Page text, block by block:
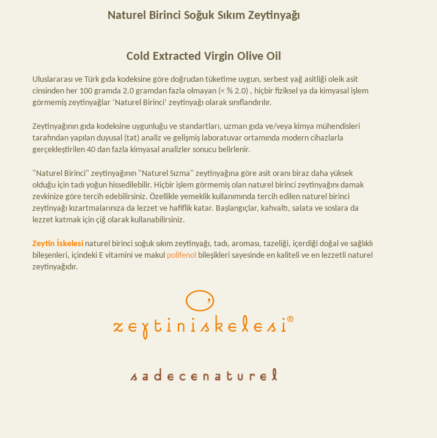
Naturel Birinci Soğuk Sıkım Zeytinyağı
Cold Extracted Virgin Olive Oil
Uluslararası ve Türk gıda kodeksine göre doğrudan tüketime uygun, serbest yağ asitliği oleik asit
cinsinden her 100 gramda 2.0 gramdan fazla olmayan (< % 2.0) , hiçbir fiziksel ya da kimyasal işlem
görmemiş zeytinyağlar ‘Naturel Birinci’ zeytinyağı olarak sınıflandırılır.
Zeytinyağının gıda kodeksine uygunluğu ve standartları, uzman gıda ve/veya kimya mühendisleri
tarafından yapılan duyusal (tat) analiz ve gelişmiş laboratuvar ortamında modern cihazlarla
gerçekleştirilen 40 dan fazla kimyasal analizler sonucu belirlenir.
"Naturel Birinci" zeytinyağının "Naturel Sızma" zeytinyağına göre asit oranı biraz daha yüksek
olduğu için tadı yoğun hissedilebilir. Hiçbir işlem görmemiş olan naturel birinci zeytinyağını damak
zevkinize göre tercih edebilirsiniz. Özellikle yemeklik kullanımında tercih edilen naturel birinci
zeytinyağı kızartmalarınıza da lezzet ve hafiflik katar. Başlangıçlar, kahvaltı, salata ve soslara da
lezzet katmak için çiğ olarak kullanabilirsiniz.
Zeytin İskelesi naturel birinci soğuk sıkım zeytinyağı, tadı, aroması, tazeliği, içerdiği doğal ve sağlıklı
bileşenleri, içindeki E vitamini ve makul polifenol bileşikleri sayesinde en kaliteli ve en lezzetli naturel
zeytinyağıdır.